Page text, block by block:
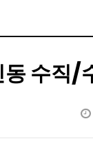
수직/